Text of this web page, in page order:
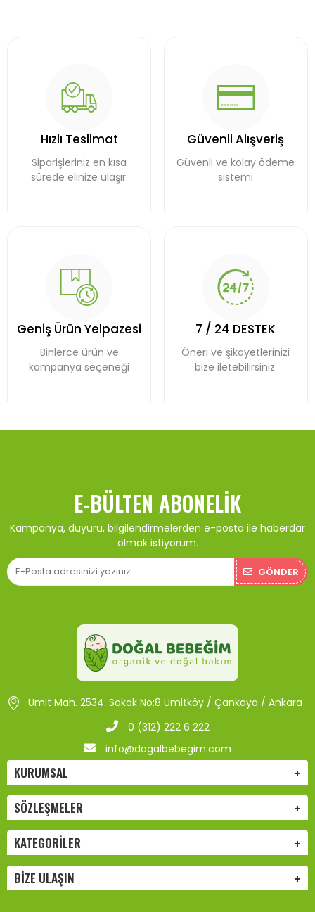
Hızlı Teslimat
Siparişleriniz en kısa
sürede elinize ulaşır.
Güvenli Alışveriş
Güvenli ve kolay ödeme
sistemi
Geniş Ürün Yelpazesi
Binlerce ürün ve
kampanya seçeneği
7 / 24 DESTEK
Öneri ve şikayetlerinizi
bize iletebilirsiniz.
E-BÜLTEN ABONELIK
Kampanya, duyuru, bilgilendirmelerden e-posta ile haberdar
olmak istiyorum.
GÖNDER
Ümit Mah. 2534. Sokak No:8 Ümitköy / Çankaya / Ankara
0 (312) 222 6 222
info@dogalbebegim.com
KURUMSAL
SÖZLEŞMELER
KATEGORILER
BIZE ULAŞIN